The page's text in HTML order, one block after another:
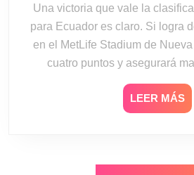
Una victoria que vale la clasificación El panorama
para Ecuador es claro. Si logra
en el MetLife Stadium de
cuatro puntos y asegurará
LEER MÁS